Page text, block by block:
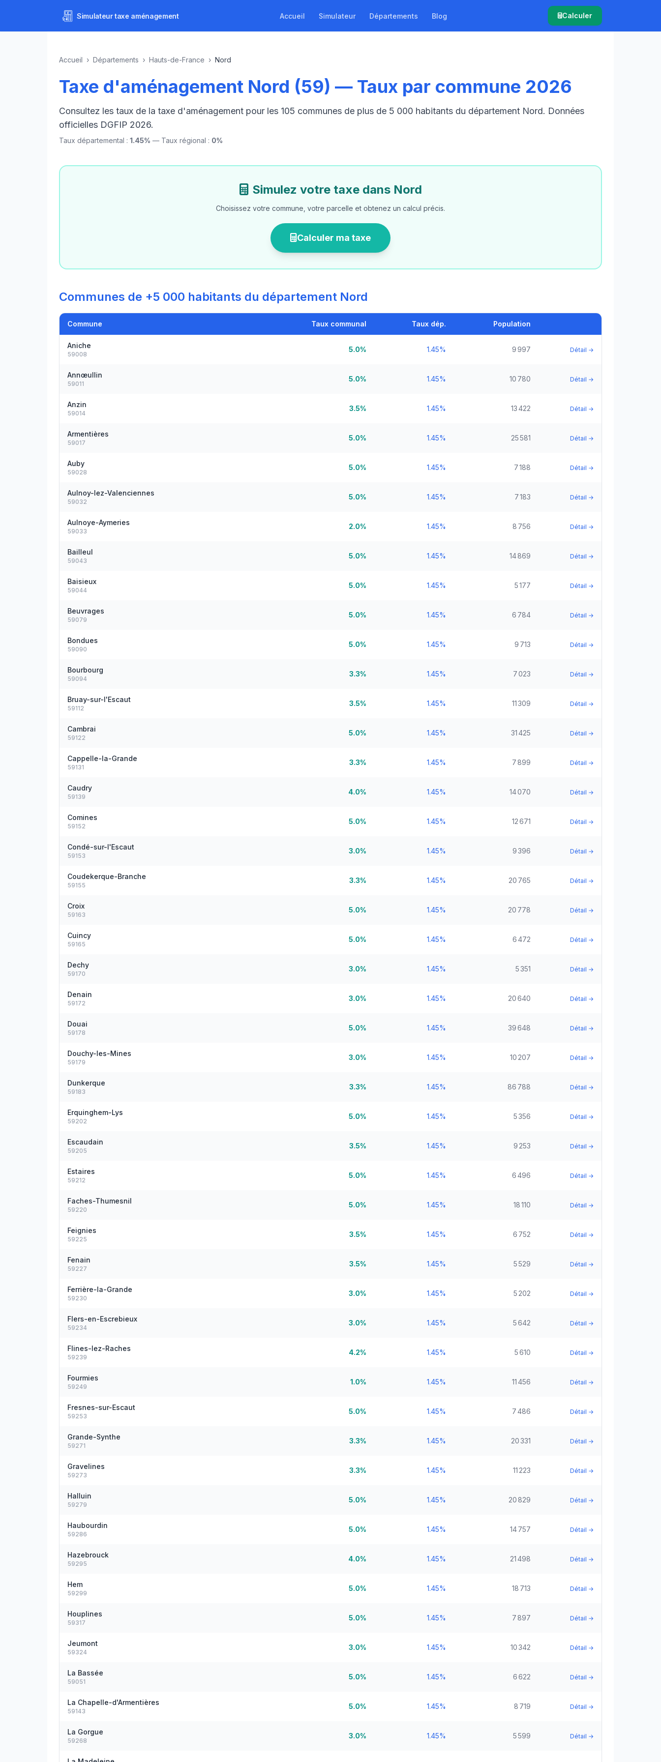
Simulateurtaxe aménagement Accueil Simulateur Départements Blog Calculer
Accueil › Départements › Hauts-de-France › Nord
Taxe d'aménagement Nord (59) — Taux par commune 2026
Consultez les taux de la taxe d'aménagement pour les 105 communes de plus de 5 000 habitants du département Nord. Données
officielles DGFIP 2026.
Taux départemental : 1.45% — Taux régional : 0%
Simulez votre taxe dans Nord
Choisissez votre commune, votre parcelle et obtenez un calcul précis.
Calculer ma taxe
Communes de +5 000 habitants du département Nord
Commune Taux communal Taux dép. Population
Aniche
59008
5.0% 1.45% 9 997 Détail →
Annœullin
59011
5.0% 1.45% 10 780 Détail →
Anzin
59014
3.5% 1.45% 13 422 Détail →
Armentières
59017
5.0% 1.45% 25 581 Détail →
Auby
59028
5.0% 1.45% 7 188 Détail →
Aulnoy-lez-Valenciennes
59032
5.0% 1.45% 7 183 Détail →
Aulnoye-Aymeries
59033
2.0% 1.45% 8 756 Détail →
Bailleul
59043
5.0% 1.45% 14 869 Détail →
Baisieux
59044
5.0% 1.45% 5 177 Détail →
Beuvrages
59079
5.0% 1.45% 6 784 Détail →
Bondues
59090
5.0% 1.45% 9 713 Détail →
Bourbourg
59094
3.3% 1.45% 7 023 Détail →
Bruay-sur-l'Escaut
59112
3.5% 1.45% 11 309 Détail →
Cambrai
59122
5.0% 1.45% 31 425 Détail →
Cappelle-la-Grande
59131
3.3% 1.45% 7 899 Détail →
Caudry
59139
4.0% 1.45% 14 070 Détail →
Comines
59152
5.0% 1.45% 12 671 Détail →
Condé-sur-l'Escaut
59153
3.0% 1.45% 9 396 Détail →
Coudekerque-Branche
59155
3.3% 1.45% 20 765 Détail →
Croix
59163
5.0% 1.45% 20 778 Détail →
Cuincy
59165
5.0% 1.45% 6 472 Détail →
Dechy
59170
3.0% 1.45% 5 351 Détail →
Denain
59172
3.0% 1.45% 20 640 Détail →
Douai
59178
5.0% 1.45% 39 648 Détail →
Douchy-les-Mines
59179
3.0% 1.45% 10 207 Détail →
Dunkerque
59183
3.3% 1.45% 86 788 Détail →
Erquinghem-Lys
59202
5.0% 1.45% 5 356 Détail →
Escaudain
59205
3.5% 1.45% 9 253 Détail →
Estaires
59212
5.0% 1.45% 6 496 Détail →
Faches-Thumesnil
59220
5.0% 1.45% 18 110 Détail →
Feignies
59225
3.5% 1.45% 6 752 Détail →
Fenain
59227
3.5% 1.45% 5 529 Détail →
Ferrière-la-Grande
59230
3.0% 1.45% 5 202 Détail →
Flers-en-Escrebieux
59234
3.0% 1.45% 5 642 Détail →
Flines-lez-Raches
59239
4.2% 1.45% 5 610 Détail →
Fourmies
59249
1.0% 1.45% 11 456 Détail →
Fresnes-sur-Escaut
59253
5.0% 1.45% 7 486 Détail →
Grande-Synthe
59271
3.3% 1.45% 20 331 Détail →
Gravelines
59273
3.3% 1.45% 11 223 Détail →
Halluin
59279
5.0% 1.45% 20 829 Détail →
Haubourdin
59286
5.0% 1.45% 14 757 Détail →
Hazebrouck
59295
4.0% 1.45% 21 498 Détail →
Hem
59299
5.0% 1.45% 18 713 Détail →
Houplines
59317
5.0% 1.45% 7 897 Détail →
Jeumont
59324
3.0% 1.45% 10 342 Détail →
La Bassée
59051
5.0% 1.45% 6 622 Détail →
La Chapelle-d'Armentières
59143
5.0% 1.45% 8 719 Détail →
La Gorgue
59268
3.0% 1.45% 5 599 Détail →